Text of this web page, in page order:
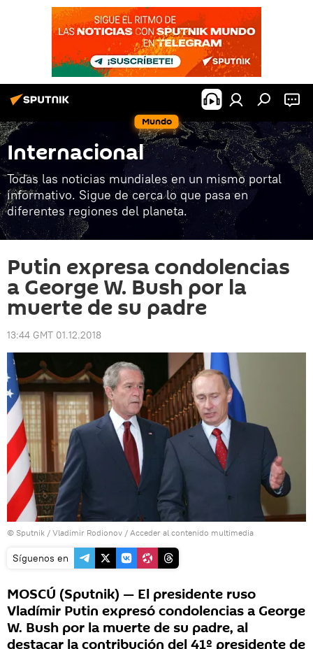
Mundo
Internacional
Todas las noticias mundiales en un mismo portal
informativo. Sigue de cerca lo que pasa en
diferentes regiones del planeta.
Putin expresa condolencias
a George W. Bush por la
muerte de su padre
13:44 GMT 01.12.2018
© Sputnik / Vladimir Rodionov / Acceder al contenido multimedia
Síguenos en
MOSCÚ (Sputnik) — El presidente ruso
Vladímir Putin expresó condolencias a George
W. Bush por la muerte de su padre, al
destacar la contribución del 41º presidente de